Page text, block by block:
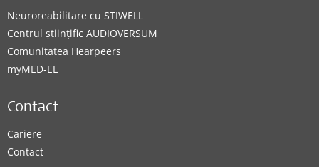
Neuroreabilitare cu STIWELL
Centrul științific AUDIOVERSUM
Comunitatea Hearpeers
myMED‑EL
Contact
Cariere
Contact